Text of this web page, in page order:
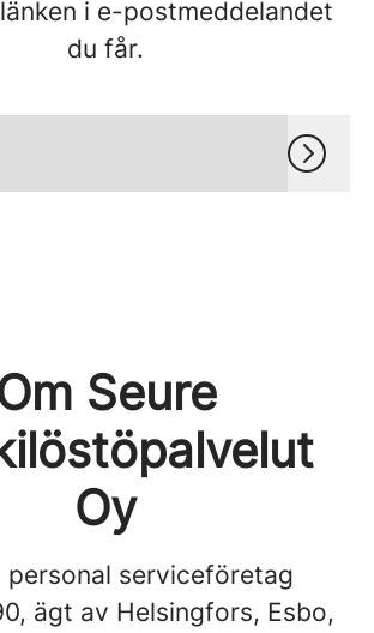
i e-postmeddelandet
du får.
Seure
Oy
personal serviceföretag
ägt av Helsingfors, Esbo,